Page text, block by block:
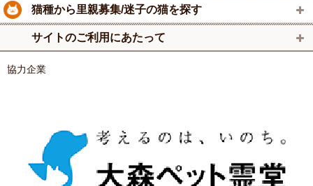
猫種から里親募集/迷子の猫を探す
サイトのご利用にあたって
協力企業